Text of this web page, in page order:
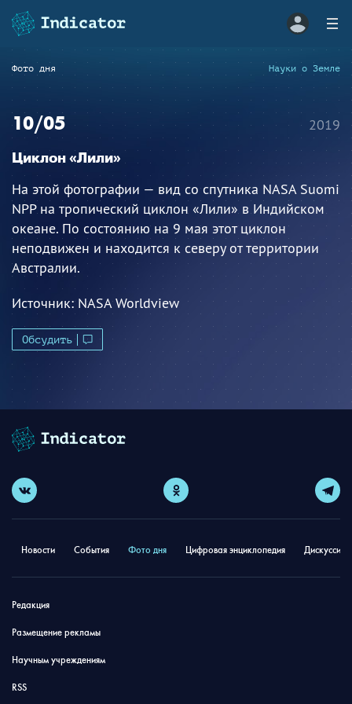
Фото дня Науки о Земле
10/05
Циклон «Лили»
На этой фотографии — вид со спутника NASA Suomi
NPP на тропический циклон «Лили» в Индийском
океане. По состоянию на 9 мая этот циклон
неподвижен и находится к северу от территории
Австралии.
Источник:NASA Worldview
Обсудить
2019
Новости События Фото дня Цифровая энциклопедия
Редакция
Размещение рекламы
Научным учреждениям
RSS